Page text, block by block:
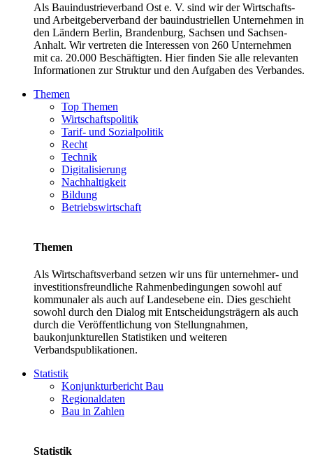
Als Bauindustrieverband Ost e. V. sind wir der Wirtschafts-
und Arbeitgeberverband der bauindustriellen Unternehmen in
den Ländern Berlin, Brandenburg, Sachsen und Sachsen-
Anhalt. Wir vertreten die Interessen von 260 Unternehmen
mit ca. 20.000 Beschäftigten. Hier finden Sie alle relevanten
Informationen zur Struktur und den Aufgaben des Verbandes.
Themen
Top Themen
Wirtschaftspolitik
Tarif- und Sozialpolitik
Recht
Technik
Digitalisierung
Nachhaltigkeit
Bildung
Betriebswirtschaft
Themen
Als Wirtschaftsverband setzen wir uns für unternehmer- und
investitionsfreundliche Rahmenbedingungen sowohl auf
kommunaler als auch auf Landesebene ein. Dies geschieht
sowohl durch den Dialog mit Entscheidungsträgern als auch
durch die Veröffentlichung von Stellungnahmen,
baukonjunkturellen Statistiken und weiteren
Verbandspublikationen.
Statistik
Konjunkturbericht Bau
Regionaldaten
Bau in Zahlen
Statistik